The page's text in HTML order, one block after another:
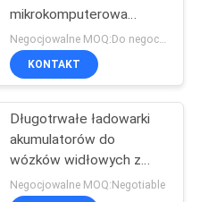
mikrokomputerowa
wysokiej częstotliwości
ESCH48V/65A 48v 65A
KONTAKT
Długotrwałe ładowarki
akumulatorów do
wózków widłowych z
ołowiem i kwasem Laker
Negocjowalne MOQ:Negotiable